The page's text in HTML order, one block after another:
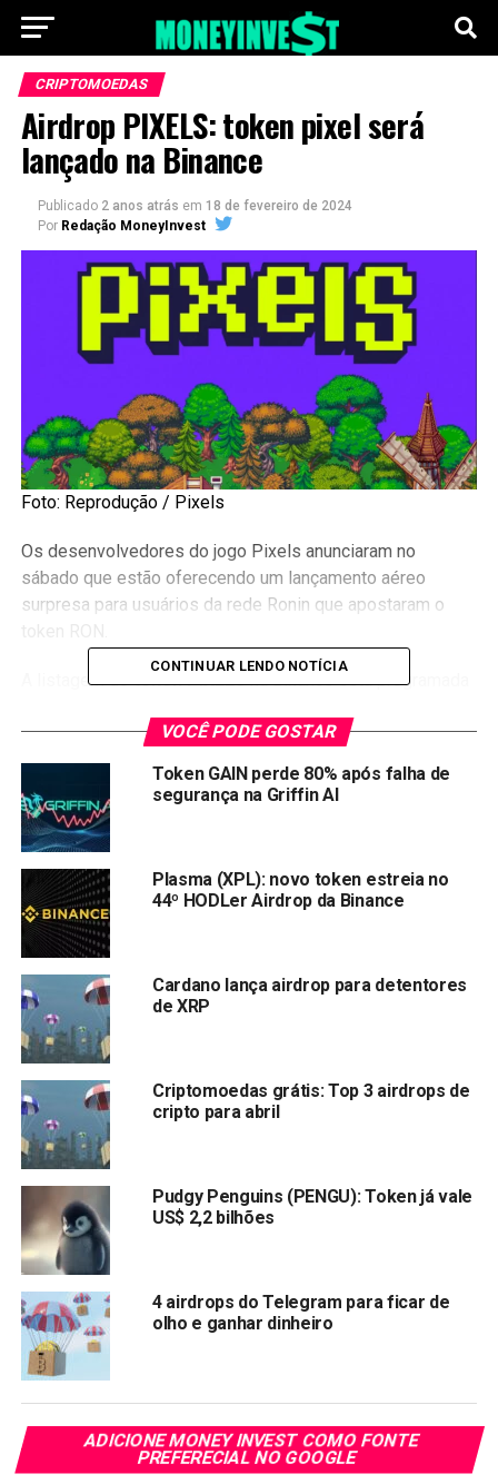
CRIPTOMOEDAS
Airdrop PIXELS: token pixel será
lançado na Binance
Publicado 2 anos atrás em 18 de fevereiro de 2024
Por Redação MoneyInvest
Foto: Reprodução / Pixels
Os desenvolvedores do jogo Pixels anunciaram no
sábado que estão oferecendo um lançamento aéreo
surpresa para usuários da rede Ronin que apostaram o
A listagem dotoken PIXELSna Binance está programada
pares de negociação: PIXEL/BTC, PIXEL/USDT,
PIXEL/BNB, PIXEL/FDUSD e PIXEL/TRY.
Participar do Binance Launchpool e ganhar PIXELS
representa uma excelente oportunidade para os
descentralizadas (DeFi) e obterem recompensas ao
apostarem seus tokens BNB ou FDUSD.
Ronin. Além de ser usada para cunhar NFTs do jogo, ela
também será utilizada para a compra de passes de
batalha VIP e outras funções.
O que é Airdrop?
Umairdropé um processo de distribuição, geralmente
prática é utilizada como estratégia de marketing por novas
empresas e projetos no setor de blockchain.
Compartilhar:
Copy
Link
WhatsApp
TÓPICOS RELACIONADOS: AIRDROP PIXEL
CONTINUAR LENDO NOTÍCIA
VOCÊ PODE GOSTAR
Token GAIN perde 80% após falha de
segurança na Griffin AI
Plasma (XPL): novo token estreia no
44º HODLer Airdrop da Binance
Cardano lança airdrop para detentores
de XRP
Criptomoedas grátis: Top 3 airdrops de
cripto para abril
Pudgy Penguins (PENGU): Token já vale
US$ 2,2 bilhões
4 airdrops do Telegram para ficar de
olho e ganhar dinheiro
ADICIONE MONEY INVEST COMO FONTE
PREFERECIAL NO GOOGLE